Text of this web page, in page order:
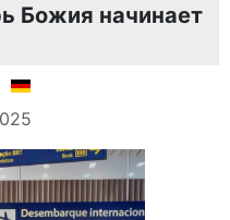
Божия начинает